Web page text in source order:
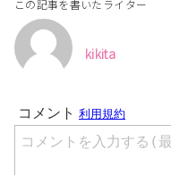
この記事を書いたライター
kikita